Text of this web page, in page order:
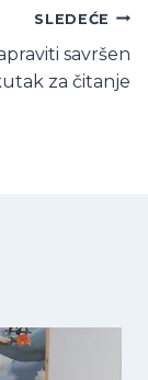
SLEDEĆE
savršen
za čitanje